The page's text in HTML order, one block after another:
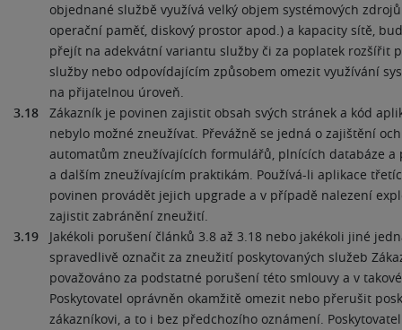
objednané službě využívá velký objem systémových zdrojů
operační paměť, diskový prostor apod.) a kapacity sítě,
přejít na adekvátní variantu služby či za poplatek rozšířit
služby nebo odpovídajícím způsobem omezit využívání
na přijatelnou úroveň.
3.18
Zákazník je povinen zajistit obsah svých stránek a kód
nebylo možné zneužívat. Převážně se jedná o zajištění
automatům zneužívajících formulářů, plnících databáze
a dalším zneužívajícím praktikám. Používá-li aplikace
povinen provádět jejich upgrade a v případě nalezení
zajistit zabránění zneužití.
3.19
Jakékoli porušení článků 3.8 až 3.18 nebo jakékoli jiné
spravedlivě označit za zneužití poskytovaných služeb
považováno za podstatné porušení této smlouvy a v
Poskytovatel oprávněn okamžitě omezit nebo přerušit
zákazníkovi, a to i bez předchozího oznámení.